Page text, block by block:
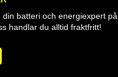
din batteri och energiexpert på
handlar du alltid fraktfritt!